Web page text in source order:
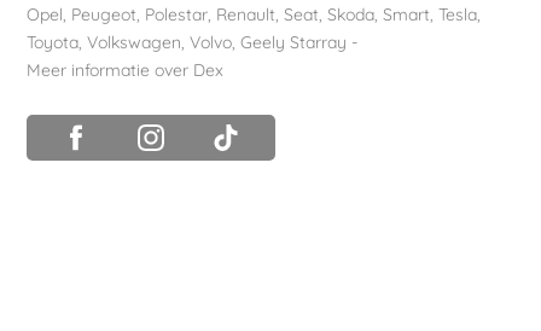
Opel, Peugeot, Polestar, Renault,Seat,Skoda,Smart,Tesla,
Toyota,Volkswagen,Volvo,Geely Starray -
Meer informatie over Dex